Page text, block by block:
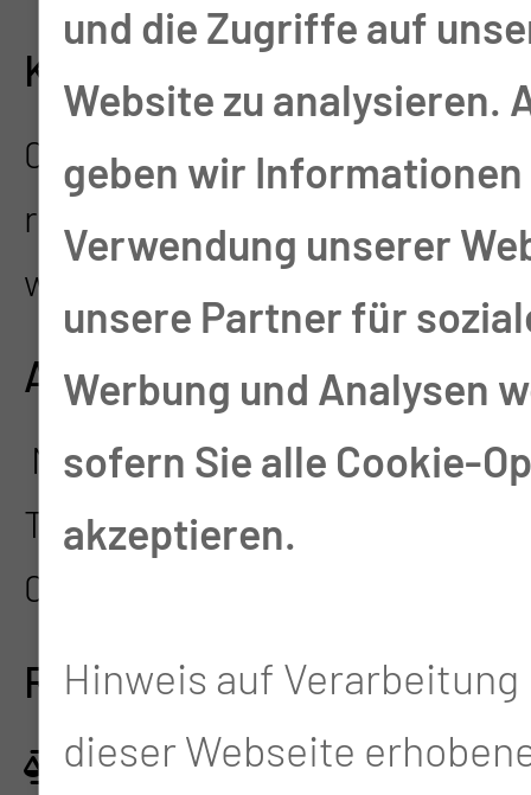
KONTAKT
0355 46-3860
research@mul-ct.de
www.mul-trs.de
ADRESSE
Medizinischen Universität
Thiemstr. 111
03048 Cottbus
RECHTLICHES
Impressum
und die Zugriffe auf
Website zu analysieren.
geben wir Informationen
Verwendung unserer
unsere Partner für
Werbung und Analysen
sofern Sie alle Cookie-
akzeptieren.
Hinweis auf
dieser Webseite